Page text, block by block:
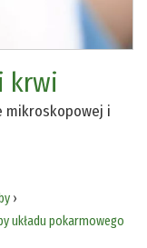
krwi
mikroskopowej i
›
układu pokarmowego